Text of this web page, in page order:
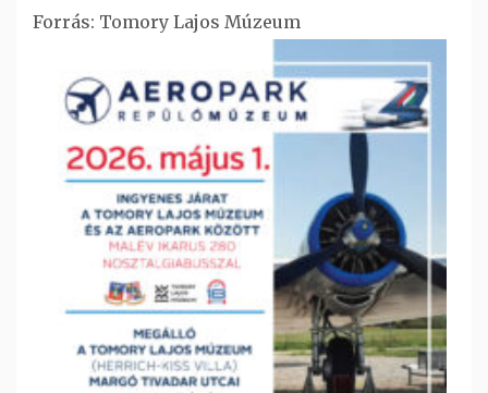
Forrás: Tomory Lajos Múzeum